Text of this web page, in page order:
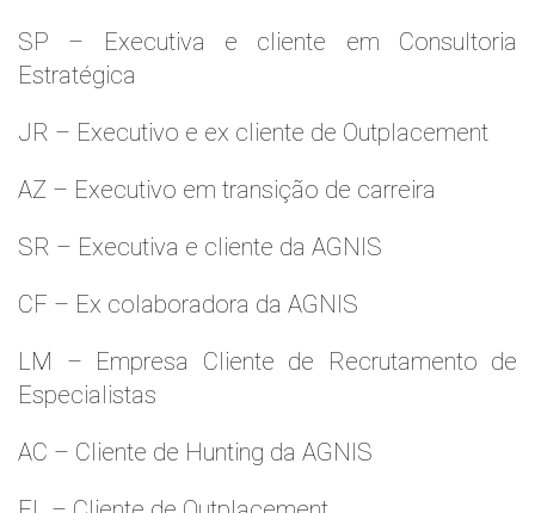
SP – Executiva e cliente em Consultoria
Estratégica
JR – Executivo e ex cliente de Outplacement
AZ – Executivo em transição de carreira
SR – Executiva e cliente da AGNIS
CF – Ex colaboradora da AGNIS
LM – Empresa Cliente de Recrutamento de
Especialistas
AC – Cliente de Hunting da AGNIS